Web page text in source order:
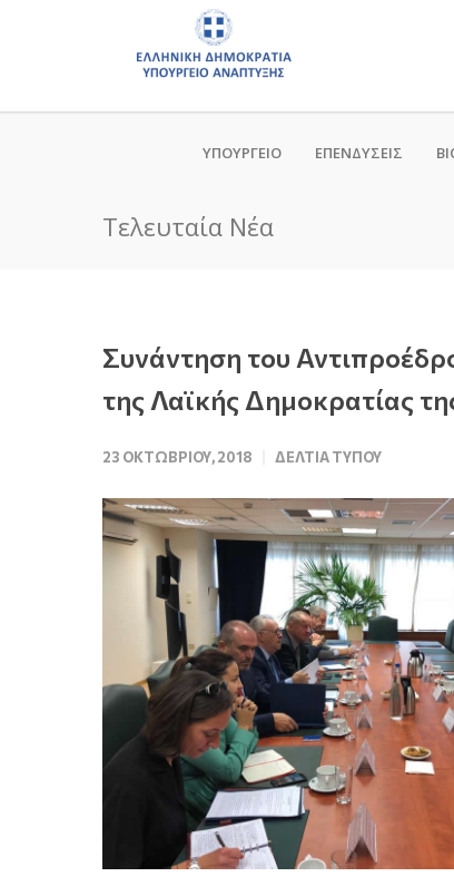
ΥΠΟΥΡΓΕΙΟ ΕΠΕΝΔΥΣΕΙΣ
Τελευταία Νέα
Συνάντηση του
της Λαϊκής Δημοκρατίας
23 ΟΚΤΩΒΡΊΟΥ, 2018 ΔΕΛΤΊΑ ΤΎΠΟΥ